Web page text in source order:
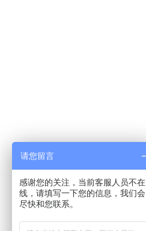
请您留言
感谢您的关注，当前客服人员不在
线，请填写一下您的信息，我们会
尽快和您联系。